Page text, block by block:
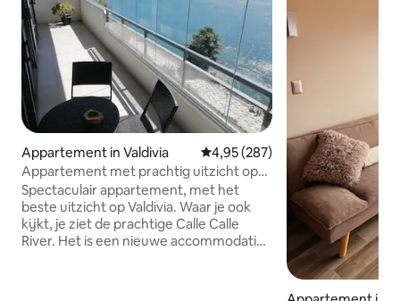
Appartement in Valdivia Gemiddelde beoordeling van
4,95 (287)
Appartement met prachtig uitzicht op
de kust van Valdivia
Spectaculair appartement, met het
beste uitzicht op Valdivia. Waar je ook
kijkt, je ziet de prachtige Calle Calle
River. Het is een nieuwe accommodatie,